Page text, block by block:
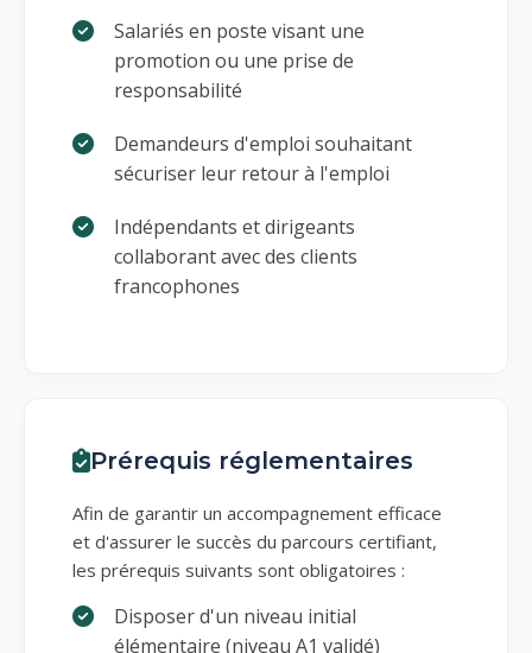
Salariés en poste visant une
promotion ou une prise de
responsabilité
Demandeurs d'emploi souhaitant
sécuriser leur retour à l'emploi
Indépendants et dirigeants
collaborant avec des clients
francophones
Prérequis réglementaires
Afin de garantir un accompagnement efficace
et d'assurer le succès du parcours certifiant,
les prérequis suivants sont obligatoires :
Disposer d'un niveau initial
élémentaire (niveau A1 validé)